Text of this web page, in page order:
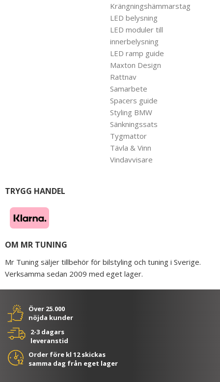
Krängningshämmarstag
LED belysning
LED moduler till
innerbelysning
LED ramp guide
Maxton Design
Rattnav
Samarbete
Spacers guide
Styling BMW
Sänkningssats
Tygmattor
Tävla & Vinn
Vindavvisare
TRYGG HANDEL
OM MR TUNING
Mr Tuning säljer tillbehör för bilstyling och tuning i Sverige.
Verksamma sedan 2009 med eget lager.
Över 25.000
nöjda kunder
2-3 dagars
leveranstid
Order före kl 12 skickas
samma dag från eget lager